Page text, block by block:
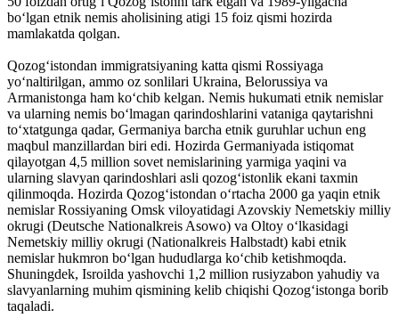
boʻlgan etnik nemis aholisining atigi 15 foiz qismi hozirda
mamlakatda qolgan.
Qozogʻistondan immigratsiyaning katta qismi Rossiyaga
yoʻnaltirilgan, ammo oz sonlilari Ukraina, Belorussiya va
Armanistonga ham koʻchib kelgan. Nemis hukumati etnik nemislar
va ularning nemis boʻlmagan qarindoshlarini vataniga qaytarishni
toʻxtatgunga qadar, Germaniya barcha etnik guruhlar uchun eng
maqbul manzillardan biri edi. Hozirda Germaniyada istiqomat
qilayotgan 4,5 million sovet nemislarining yarmiga yaqini va
ularning slavyan qarindoshlari asli qozogʻistonlik ekani taxmin
qilinmoqda. Hozirda Qozogʻistondan oʻrtacha 2000 ga yaqin etnik
nemislar Rossiyaning Omsk viloyatidagi Azovskiy Nemetskiy milliy
okrugi (Deutsche Nationalkreis Asowo) va Oltoy oʻlkasidagi
Nemetskiy milliy okrugi (Nationalkreis Halbstadt) kabi etnik
nemislar hukmron boʻlgan hududlarga koʻchib ketishmoqda.
Shuningdek, Isroilda yashovchi 1,2 million rusiyzabon yahudiy va
slavyanlarning muhim qismining kelib chiqishi Qozogʻistonga borib
taqaladi.